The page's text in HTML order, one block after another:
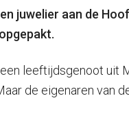
juwelier aan de
leeftijdsgenoot
de eigenaren van